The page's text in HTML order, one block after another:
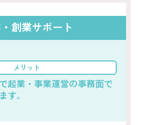
創業サポート
メリット
起業・事業運営の事務⾯で
す。